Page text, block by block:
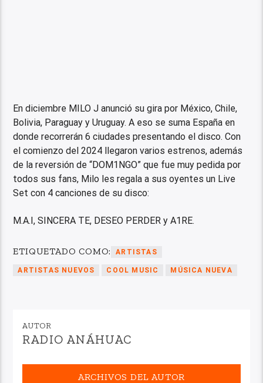
En diciembre MILO J anunció su gira por México, Chile,
Bolivia, Paraguay y Uruguay. A eso se suma España en
donde recorrerán 6 ciudades presentando el disco. Con
el comienzo del 2024 llegaron varios estrenos, además
de la reversión de “DOM1NGO” que fue muy pedida por
todos sus fans, Milo les regala a sus oyentes un Live
Set con 4 canciones de su disco:
M.A.I, SINCERA TE, DESEO PERDER y A1RE.
ETIQUETADO COMO: ARTISTAS
ARTISTAS NUEVOS COOL MUSIC MÚSICA NUEVA
AUTOR
RADIO ANÁHUAC
ARCHIVOS DEL AUTOR